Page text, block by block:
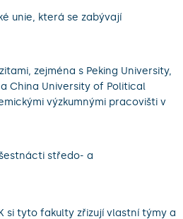
unie, která se zabývají
zejména s Peking University,
China University of Political
výzkumnými pracovišti v
středo- a
si tyto fakulty zřizují vlastní týmy a